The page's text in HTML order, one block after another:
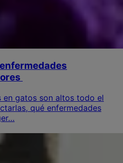
en gatos son altos todo el
qué enfermedades